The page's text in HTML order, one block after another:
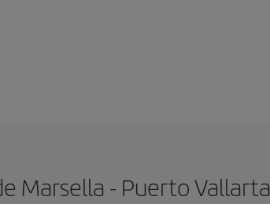
Marsella - Puerto Vallarta